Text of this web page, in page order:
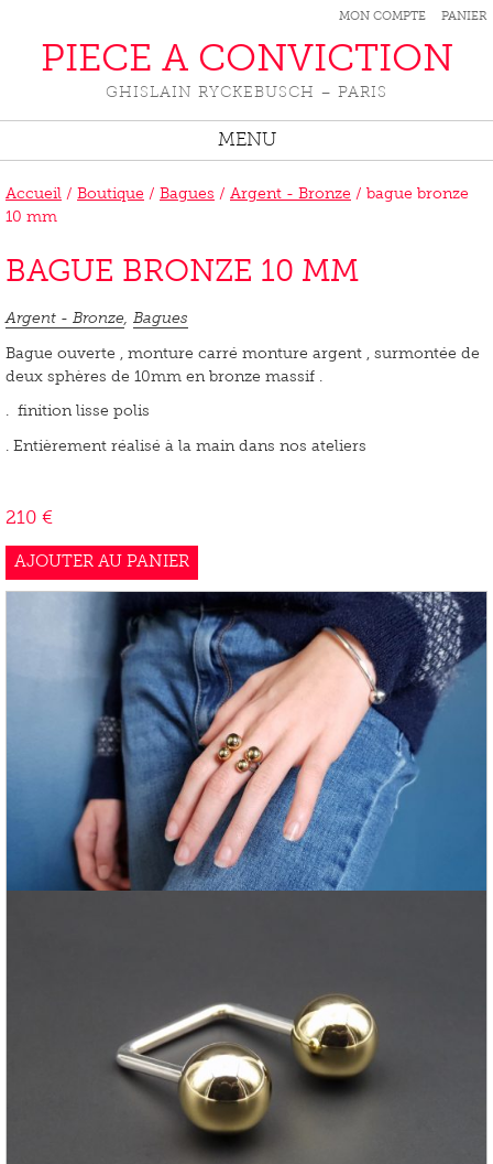
MON COMPTE PANIER
PIECE A CONVICTION
GHISLAIN RYCKEBUSCH – PARIS
MENU
Accueil / Boutique / Bagues / Argent - Bronze / bague bronze
10 mm
BAGUE BRONZE 10 MM
Argent - Bronze, Bagues
Bague ouverte , monture carré monture argent , surmontée de
deux sphères de 10mm en bronze massif .
. finition lisse polis
. Entièrement réalisé à la main dans nos ateliers
210 €
AJOUTER AU PANIER